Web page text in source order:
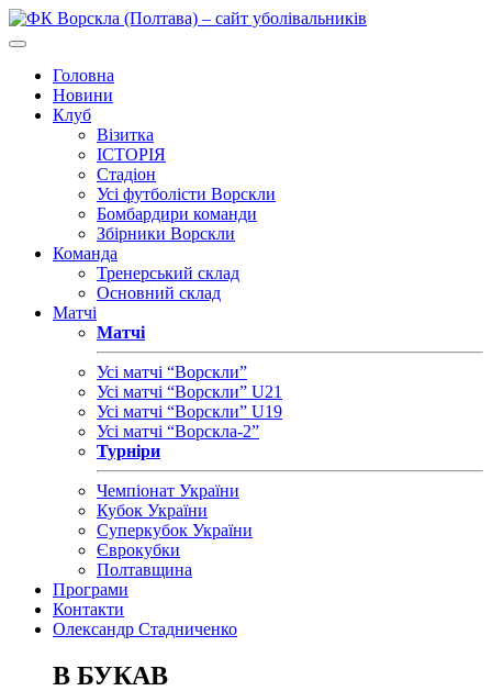
Головна
Новини
Клуб
Візитка
ІСТОРІЯ
Стадіон
Усі футболісти Ворскли
Бомбардири команди
Збірники Ворскли
Команда
Тренерський склад
Основний склад
Матчі
Матчі
Усі матчі “Ворскли”
Усі матчі “Ворскли” U21
Усі матчі “Ворскли” U19
Усі матчі “Ворскла-2”
Турніри
Чемпіонат України
Кубок України
Суперкубок України
Єврокубки
Полтавщина
Програми
Контакти
Олександр Стадниченко
В БУКАВ